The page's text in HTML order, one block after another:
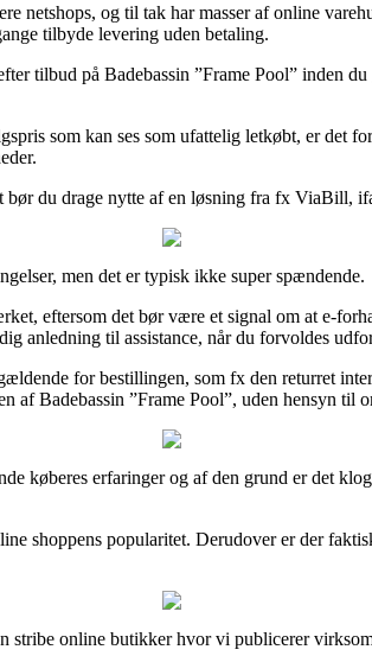
netshops, og til tak har masser af online
tilbyde levering uden betaling.
tilbud på Badebassin ”Frame Pool” inden
som kan ses som ufattelig letkøbt, er det
du drage nytte af en løsning fra fx ViaBill,
men det er typisk ikke super spændende.
eftersom det bør være et signal om at e-
anledning til assistance, når du forvoldes
for bestillingen, som fx den returret
Badebassin ”Frame Pool”, uden hensyn til
erfaringer og af den grund er det
shoppens popularitet. Derudover er der
online butikker hvor vi publicerer